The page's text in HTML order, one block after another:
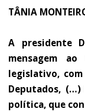
TÂNIA
A presidente
mensagem
legislativo,
Deputados, (…)
política, que